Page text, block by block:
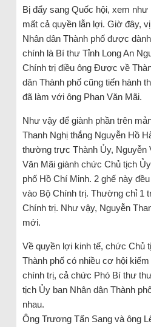
Bị đẩy sang Quốc hội, xem
mất cả quyền lẫn lợi. Giờ đây,
Nhân dân Thành phố được
chính là Bí thư Tỉnh Long An
Chính trị điều ông Được về
dân Thành phố cũng tiến hành
đã làm với ông Phan Văn Mãi.
Như vậy để giành phần trên
Thanh Nghị thắng Nguyễn Hồ
thường trực Thành Ủy,
Văn Mãi giành chức Chủ tịch
phố Hồ Chí Minh. 2 ghế này
vào Bộ Chính trị. Thường chỉ 1
Chính trị. Như vậy, Nguyễn
mới.
Về quyền lợi kinh tế, chức Chủ
Thành phố có nhiều cơ hội
chính trị, cả chức Phó Bí thư
tịch Ủy ban Nhân dân Thành
nhau.
Ông Trương Tấn Sang và ông